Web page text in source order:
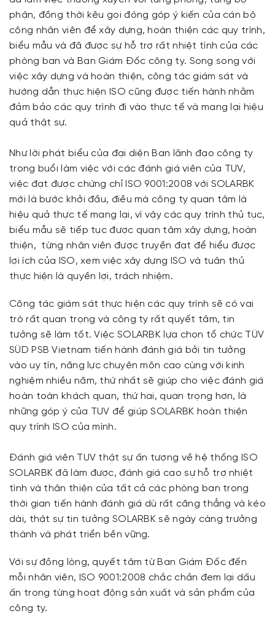
phận, đồng thời kêu gọi đóng góp ý kiến của cán bộ
công nhân viên để xây dựng, hoàn thiện các quy trình,
biểu mẫu và đã được sự hỗ trợ rất nhiệt tình của các
phòng ban và Ban Giám Đốc công ty. Song song với
việc xây dựng và hoàn thiện, công tác giám sát và
hướng dẫn thực hiện ISO cũng được tiến hành nhằm
đảm bảo các quy trình đi vào thực tế và mang lại hiệu
quả thật sự.
Như lời phát biểu của đại diện Ban lãnh đạo công ty
trong buổi làm việc với các đánh giá viên của TUV,
việc đạt được chứng chỉ ISO 9001:2008 với SOLARBK
mới là bước khởi đầu, điều mà công ty quan tâm là
hiệu quả thực tế mang lại, vì vậy các quy trình thủ tục,
biểu mẫu sẽ tiếp tục được quan tâm xây dựng, hoàn
thiện, từng nhân viên được truyền đạt để hiểu được
lợi ích của ISO, xem việc xây dựng ISO và tuân thủ
thực hiện là quyền lợi, trách nhiệm.
Công tác giám sát thực hiện các quy trình sẽ có vai
trò rất quan trọng và công ty rất quyết tâm, tin
tưởng sẽ làm tốt. Việc SOLARBK lựa chọn tổ chức TÜV
SÜD PSB Vietnam tiến hành đánh giá bởi tin tưởng
vào uy tín, năng lực chuyên môn cao cùng với kinh
nghiệm nhiều năm, thứ nhất sẽ giúp cho việc đánh giá
hoàn toàn khách quan, thứ hai, quan trọng hơn, là
những góp ý của TUV để giúp SOLARBK hoàn thiện
quy trình ISO của mình.
Đánh giá viên TUV thật sự ấn tượng về hệ thống ISO
SOLARBK đã làm được, đánh giá cao sự hỗ trợ nhiệt
tình và thân thiện của tất cả các phòng ban trong
thời gian tiến hành đánh giá dù rất căng thẳng và kéo
dài, thật sự tin tưởng SOLARBK sẽ ngày càng trưởng
thành và phát triển bền vững.
Với sự đồng lòng, quyết tâm từ Ban Giám Đốc đến
mỗi nhân viên, ISO 9001:2008 chắc chắn đem lại dấu
ấn trong từng hoạt động sản xuất và sản phẩm của
công ty.